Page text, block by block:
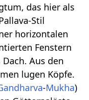
das hier als
Stil
horizontalen
Fenstern
Aus den
lugen Köpfe.
-Mukha)